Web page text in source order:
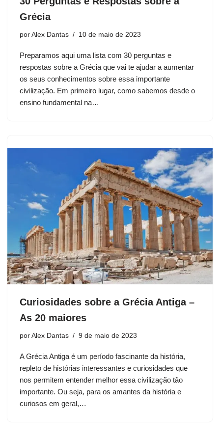
Grécia
por Alex Dantas 10 de maio de 2023
Preparamos aqui uma lista com 30 perguntas e
respostas sobre a Grécia que vai te ajudar a aumentar
os seus conhecimentos sobre essa importante
civilização. Em primeiro lugar, como sabemos desde o
ensino fundamental na…
Curiosidades sobre a Grécia Antiga –
As 20 maiores
por Alex Dantas 9 de maio de 2023
A Grécia Antiga é um período fascinante da história,
repleto de histórias interessantes e curiosidades que
nos permitem entender melhor essa civilização tão
importante. Ou seja, para os amantes da história e
curiosos em geral,…